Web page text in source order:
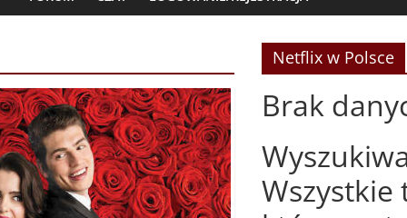
Netflix w Polsce
Brak
Wszystkie